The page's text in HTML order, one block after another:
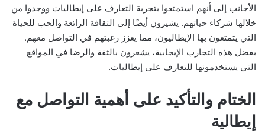
الأجانب إلى أنهم استمتعوا بتجربة التعارف على إيطاليات ووجدوا من
خلالها شركاء حياتهم. يشيرون أيضًا إلى الثقافة الرائعة والحب للحياة
التي يتمتعون بها الإيطاليون، مما يعزز رغبتهم في التواصل معهم.
بفضل هذه التجارب الإيجابية، يشعرون بالثقة والرضا في المواقع
التي يستخدمونها للتعارف على إيطاليات.
الختام والتأكيد على أهمية التواصل مع
إيطالية